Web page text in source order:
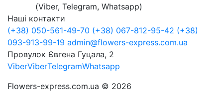
(Viber, Telegram, Whatsapp)
Наші контакти
(+38) 050-561-49-70 (+38) 067-812-95-42 (+38)
093-913-99-19 admin@flowers-express.com.ua
Провулок Євгена Гуцала, 2
ViberViberTelegramWhatsapp
Flowers-express.com.ua © 2026